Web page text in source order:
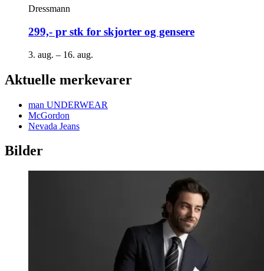
Dressmann
299,- pr stk for skjorter og gensere
3. aug. – 16. aug.
Aktuelle merkevarer
man UNDERWEAR
McGordon
Nevada Jeans
Bilder